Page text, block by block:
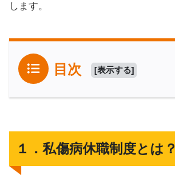
します。
目次 [表示する]
１．私傷病休職制度とは？